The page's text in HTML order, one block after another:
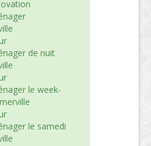
de nuit
le week-
le samedi